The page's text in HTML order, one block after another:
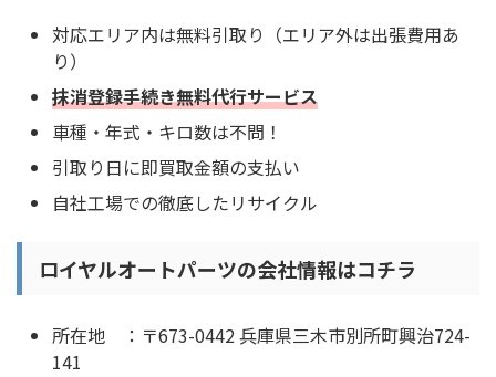
対応エリア内は無料引取り（エリア外は出張費用あ
り）
抹消登録手続き無料代行サービス
車種・年式・キロ数は不問！
引取り日に即買取金額の支払い
自社工場での徹底したリサイクル
ロイヤルオートパーツの会社情報はコチラ
所在地 ：〒673-0442 兵庫県三木市別所町興治724-
141